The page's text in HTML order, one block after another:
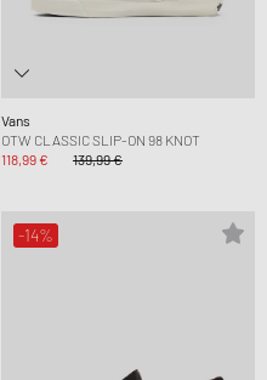
Vans
OTW CLASSIC SLIP-ON 98 KNOT
118,99 €
139,99 €
-14%